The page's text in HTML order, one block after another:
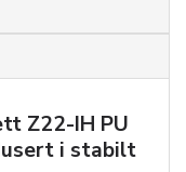
Z22-IH PU
i stabilt